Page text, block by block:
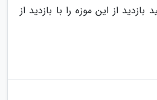
از این موزه را با بازدید از